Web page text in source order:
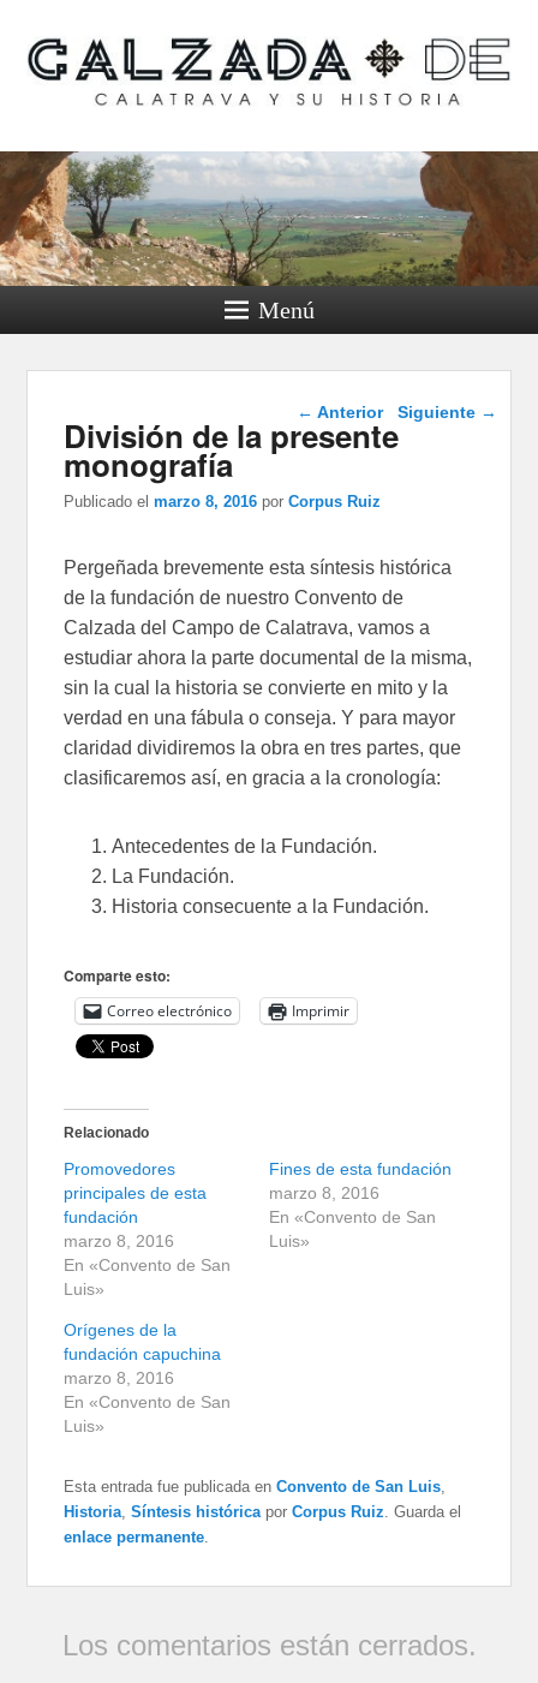
Calzada de Calatrava y
su historia
Menú
Navegación de
entradas
← Anterior Siguiente →
División de la presente
monografía
Publicado el marzo 8, 2016 porCorpus Ruiz
Pergeñada brevemente esta síntesis histórica
de la fundación de nuestro Convento de
Calzada del Campo de Calatrava, vamos a
estudiar ahora la parte documental de la misma,
sin la cual la historia se convierte en mito y la
verdad en una fábula o conseja. Y para mayor
claridad dividiremos la obra en tres partes, que
clasificaremos así, en gracia a la cronología:
Antecedentes de la Fundación.
La Fundación.
Historia consecuente a la Fundación.
Comparte esto:
Correo electrónico Imprimir
Relacionado
Promovedores
principales de esta
fundación
marzo 8, 2016
En «Convento de San
Luis»
Fines de esta fundación
marzo 8, 2016
En «Convento de San
Luis»
Orígenes de la
fundación capuchina
marzo 8, 2016
En «Convento de San
Luis»
Esta entrada fue publicada enConvento de San Luis
Historia ,Síntesis histórica porCorpus Ruiz . Guarda el
enlace permanente
Los comentarios están cerrados.